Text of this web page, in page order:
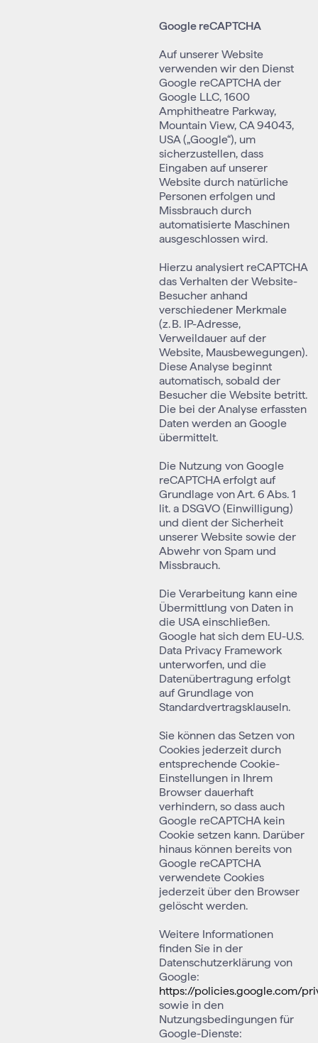
Google reCAPTCHA
Auf unserer Website
verwenden wir den Dienst
Google reCAPTCHA der
Google LLC, 1600
Amphitheatre Parkway,
Mountain View, CA 94043,
USA („Google“), um
sicherzustellen, dass
Eingaben auf unserer
Website durch natürliche
Personen erfolgen und
Missbrauch durch
automatisierte Maschinen
ausgeschlossen wird.
Hierzu analysiert reCAPTCHA
das Verhalten der Website-
Besucher anhand
verschiedener Merkmale
(z. B. IP-Adresse,
Verweildauer auf der
Website, Mausbewegungen).
Diese Analyse beginnt
automatisch, sobald der
Besucher die Website betritt.
Die bei der Analyse erfassten
Daten werden an Google
übermittelt.
Die Nutzung von Google
reCAPTCHA erfolgt auf
Grundlage von Art. 6 Abs. 1
lit. a DSGVO (Einwilligung)
und dient der Sicherheit
unserer Website sowie der
Abwehr von Spam und
Missbrauch.
Die Verarbeitung kann eine
Übermittlung von Daten in
die USA einschließen.
Google hat sich dem EU-U.S.
Data Privacy Framework
unterworfen, und die
Datenübertragung erfolgt
auf Grundlage von
Standardvertragsklauseln.
Sie können das Setzen von
Cookies jederzeit durch
entsprechende Cookie-
Einstellungen in Ihrem
Browser dauerhaft
verhindern, so dass auch
Google reCAPTCHA kein
Cookie setzen kann. Darüber
hinaus können bereits von
Google reCAPTCHA
verwendete Cookies
jederzeit über den Browser
gelöscht werden.
Weitere Informationen
finden Sie in der
Datenschutzerklärung von
Google:
https://policies.google.com/
sowie in den
Nutzungsbedingungen für
Google-Dienste: